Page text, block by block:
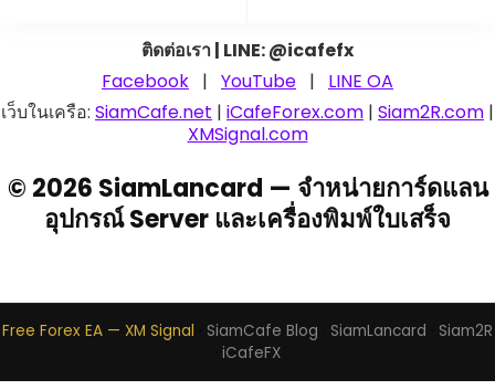
ติดต่อเรา | LINE: @icafefx
Facebook | YouTube |
LINE OA
เว็บในเครือ: SiamCafe.net | iCafeForex.com | Siam2R.com |
XMSignal.com
© 2026 SiamLancard — จำหน่ายการ์ดแลน
อุปกรณ์ Server และเครื่องพิมพ์ใบเสร็จ
Free Forex EA — XM Signal SiamCafe Blog SiamLancard
Siam2R
iCafeFX